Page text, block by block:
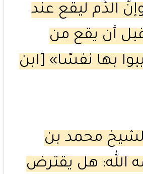
الدَّم ليقع عند
أن يقع من
بها نفسًا» [ابن
الشيخ محمد بن
الله: هل يقترض